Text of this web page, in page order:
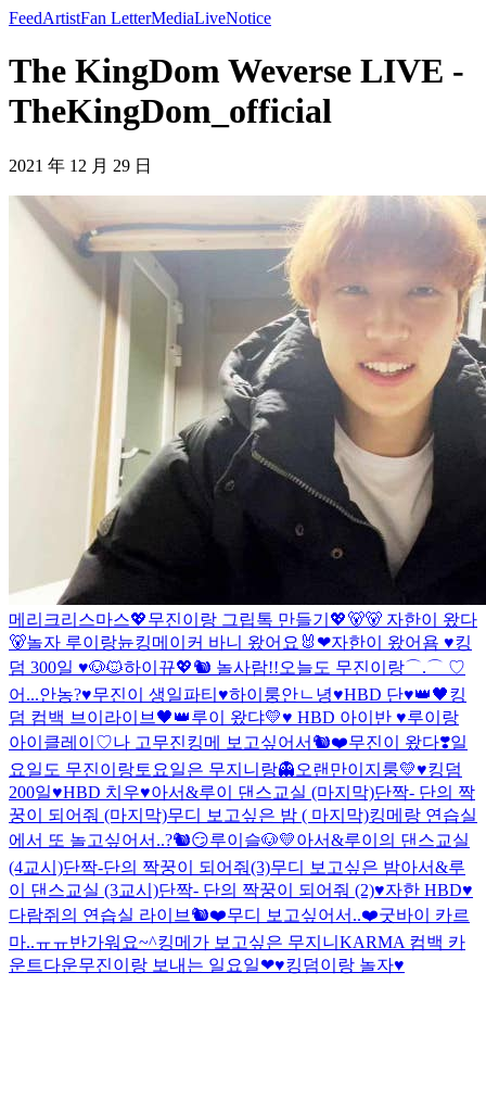
FeedArtistFan LetterMediaLiveNotice
The KingDom Weverse LIVE -
TheKingDom_official
2021 年 12 月 29 日
메리크리스마스💖무진이랑 그립톡 만들기💖🐻🐻 자한이 왔다
🐻놀자 루이랑뉸킹메이커 바니 왔어요🐰❤자한이 왔어욤 ♥킹
덤 300일 ♥🐶🐱하이 뀨💖🐿 놀사람!!오늘도 무진이랑⌒.⌒ ♡
어...안농?♥무진이 생일파티♥하이룽안ㄴ녕♥HBD 단♥👑🖤킹
덤 컴백 브이라이브🖤👑루이 왔댜💛♥ HBD 아이반 ♥루이랑
아이클레이♡나 고무진킹메 보고싶어서🐿❤무진이 왔다❣일
요일도 무진이랑토요일은 무지니랑👻오랜만이지룽💛♥킹덤
200일♥HBD 치우♥아서&루이 댄스교실 (마지막)단짝- 단의 짝
꿍이 되어줘 (마지막)무디 보고싶은 밤 ( 마지막)킹메랑 연습실
에서 또 놀고싶어서..?🐿😏루이슬🐶💛아서&루이의 댄스교실
(4교시)단짝-단의 짝꿍이 되어줘(3)무디 보고싶은 밤아서&루
이 댄스교실 (3교시)단짝- 단의 짝꿍이 되어줘 (2)♥자한 HBD♥
다람쥐의 연습실 라이브🐿❤무디 보고싶어서..❤굿바이 카르
마..ㅠㅠ반가워요~^킹메가 보고싶은 무지니 KARMA 컴백 카
운트다운무진이랑 보내는 일요일❤♥︎킹덤이랑 놀자♥︎